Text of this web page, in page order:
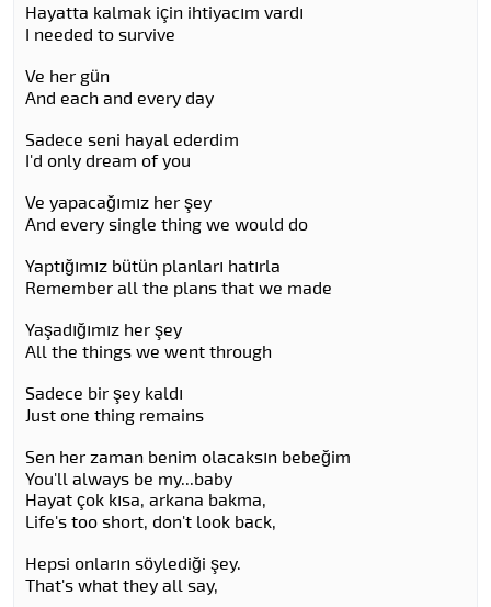
Hayatta kalmak için ihtiyacım vardı
I needed to survive
Ve her gün
And each and every day
Sadece seni hayal ederdim
I'd only dream of you
Ve yapacağımız her şey
And every single thing we would do
Yaptığımız bütün planları hatırla
Remember all the plans that we made
Yaşadığımız her şey
All the things we went through
Sadece bir şey kaldı
Just one thing remains
Sen her zaman benim olacaksın bebeğim
You'll always be my...baby
Hayat çok kısa, arkana bakma,
Life's too short, don't look back,
Hepsi onların söylediği şey.
That's what they all say,